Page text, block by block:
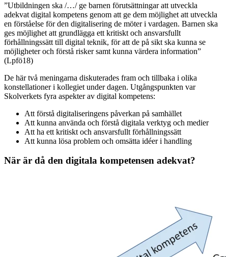
”Utbildningen ska /…/ ge barnen förutsättningar att utveckla
adekvat digital kompetens genom att ge dem möjlighet att utveckla
en förståelse för den digitalisering de möter i vardagen. Barnen ska
ges möjlighet att grundlägga ett kritiskt och ansvarsfullt
förhållningssätt till digital teknik, för att de på sikt ska kunna se
möjligheter och förstå risker samt kunna värdera information”
(Lpfö18)
De här två meningarna diskuterades fram och tillbaka i olika
konstellationer i kollegiet under dagen. Utgångspunkten var
Skolverkets fyra aspekter av digital kompetens:
Att förstå digitaliseringens påverkan på samhället
Att kunna använda och förstå digitala verktyg och medier
Att ha ett kritiskt och ansvarsfullt förhållningssätt
Att kunna lösa problem och omsätta idéer i handling
När är då den digitala kompetensen adekvat?